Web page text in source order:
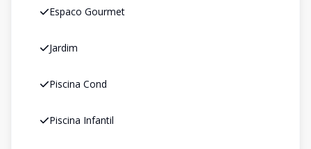
Espaco Gourmet
Jardim
Piscina Cond
Piscina Infantil